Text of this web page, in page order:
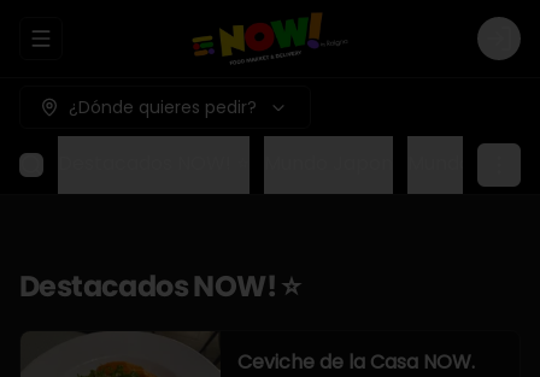
Abrir menu de navegación Login
¿Dónde quieres pedir?
Destacados NOW! ⭐
Ceviche de la Casa NOW.